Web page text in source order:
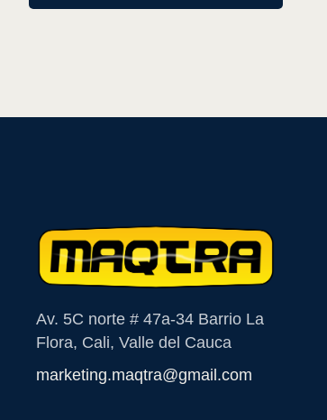
Av. 5C norte # 47a-34 Barrio La
Flora, Cali, Valle del Cauca
marketing.maqtra@gmail.com